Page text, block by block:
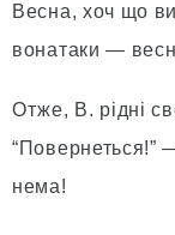
Весна, хоч що
вонатаки —
Отже, В. рідні
“Повернеться!”
нема!